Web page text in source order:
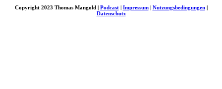
Copyright 2023 Thomas Mangold | Podcast| Impressum| Nutzungsbedingungen|
Datenschutz